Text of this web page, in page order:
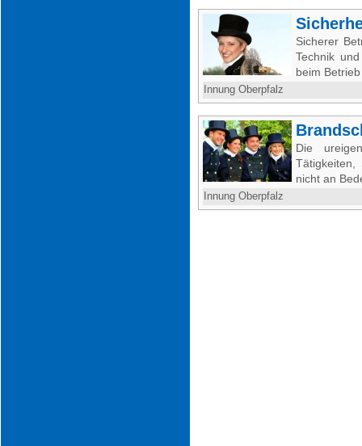
Sicherer
Technik
beim
Innung Oberpfalz
Die
Tätigkeiten,
nicht an
Innung Oberpfalz